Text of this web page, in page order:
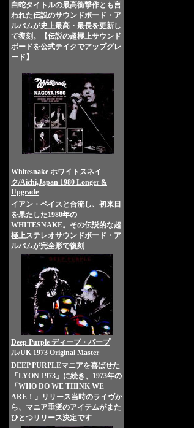
白蛇タイトルの最高衝撃作とも言
われた伝説のサウンドボード・ア
ルバムが史上最高・最長を更新し
て復刻。【伝説の超極上サウンド
ボードを公式テイクでアップグレ
ード】
Whitesnake ホワイトスネイ
ク/Aichi,Japan 1980 Longer &
Upgrade
イアン・ペイスと合流し、初来日
を果たした1980年の
WHITESNAKE。その伝説的な超
極上ステレオサウンドボード・ア
ルバムが完全形で復刻
Deep Purple ディープ・パープ
ル/UK 1973 Original Master
DEEP PURPLEマニアを喜ばせた
「LYON 1973」に続き、1973年の
「WHO DO WE THINK WE
ARE！」リリース当時のライヴか
ら、マニア垂涎のアイテムがまた
ひとつリリース決定です